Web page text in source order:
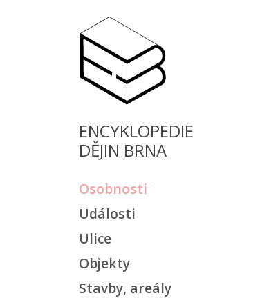
ENCYKLOPEDIE
DĚJIN BRNA
Osobnosti
Události
Ulice
Objekty
Stavby, areály